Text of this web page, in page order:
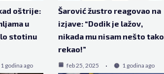
oštrije:
u
stotinu
1 godina ago
Šarović žustro reagovao na
izjave: “Dodik je lažov,
nikada mu nisam nešto tako
rekao!”
feb 25, 2025 1 godina ago